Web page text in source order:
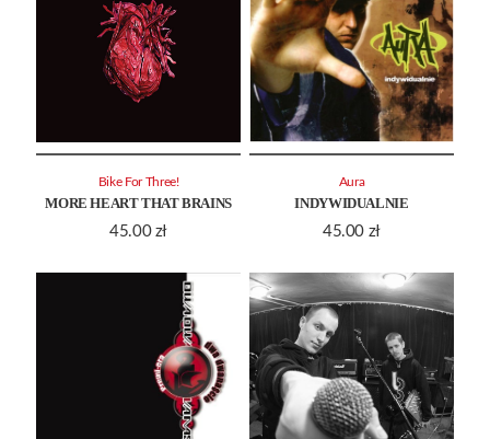
MORE HEART THAT BRAINS
45.00 zł
Bike For Three!
INDYWIDUALNIE
45.00 zł
Aura